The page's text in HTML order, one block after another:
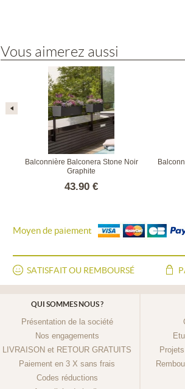
Vous aimerez aussi
Balconnière Balconera Stone Noir
Graphite
43.90 €
Moyen de paiement
SATISFAIT OU REMBOURSÉ
QUI SOMMES NOUS ?
Présentation de la société
Nos engagements
LIVRAISON et RETOUR GRATUITS
Paiement en 3 X sans frais
Codes réductions